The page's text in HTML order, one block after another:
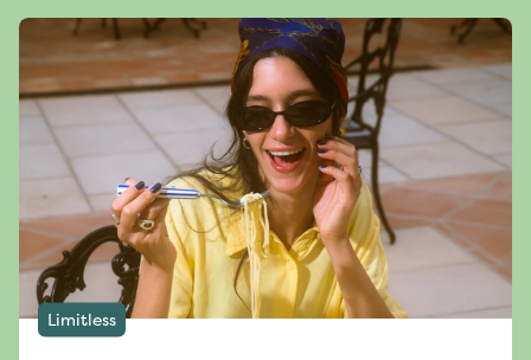
Limitless